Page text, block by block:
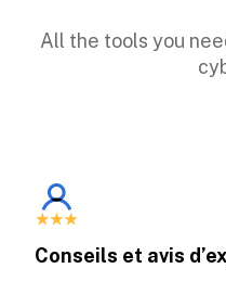
All the tools you
Conseils et avis